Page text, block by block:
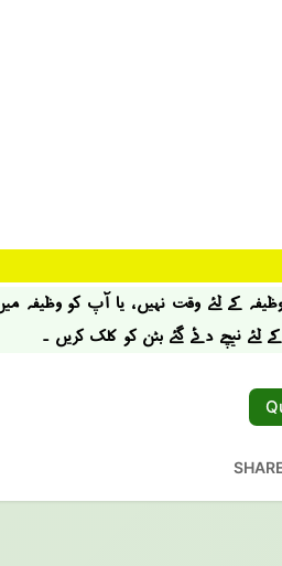
کے لئے وقت نہیں ، یا آپ کو وظیفہ
نیچے دئے گئے بٹن کو کلک کریں ۔